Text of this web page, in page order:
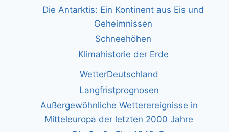
Die Antarktis: Ein Kontinent aus Eis und
Geheimnissen
Schneehöhen
Klimahistorie der Erde
WetterDeutschland
Langfristprognosen
Außergewöhnliche Wetterereignisse in
Mitteleuropa der letzten 2000 Jahre